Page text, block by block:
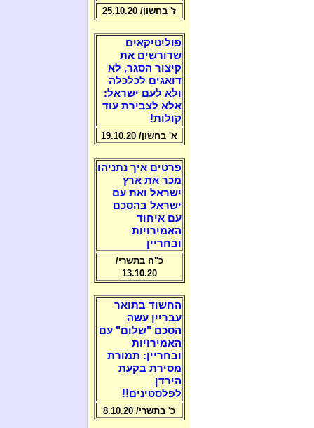
ז' בחשון/ 25.10.20
פוליטיקאים
שדורשים את
קיצור הסגר, לא
דואגים לכלכלה
ולא לעם ישראל:
אלא לצבירת עוד
קולות!
א' בחשון/ 19.10.20
פרטים איך נתניהו
מכר את ארץ
ישראל ואת עם
ישראל בהסכם
עם איחוד
האמירויות
ובחריין
כ"ה בתשרי/
13.10.20
החשוד בתואר
עבריין עשה
הסכם "שלום" עם
האמירויות
ובחריין: תמורת
מסירת בקעת
הירדן
לפלסטינים!!
כ' בתשרי/ 8.10.20